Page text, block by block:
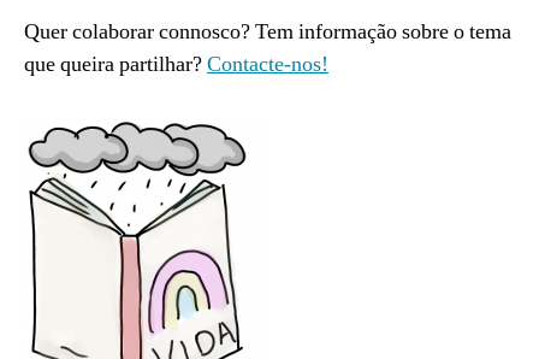
Quer colaborar connosco? Tem informação sobre o tema
que queira partilhar?Contacte-nos!